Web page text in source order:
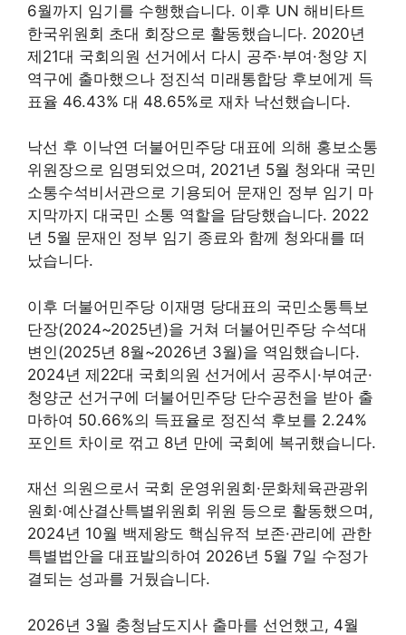
6월까지 임기를 수행했습니다. 이후 UN 해비타트
한국위원회 초대 회장으로 활동했습니다. 2020년
제21대 국회의원 선거에서 다시 공주·부여·청양 지
역구에 출마했으나 정진석 미래통합당 후보에게 득
표율 46.43% 대 48.65%로 재차 낙선했습니다.
낙선 후 이낙연 더불어민주당 대표에 의해 홍보소통
위원장으로 임명되었으며, 2021년 5월 청와대 국민
소통수석비서관으로 기용되어 문재인 정부 임기 마
지막까지 대국민 소통 역할을 담당했습니다. 2022
년 5월 문재인 정부 임기 종료와 함께 청와대를 떠
났습니다.
이후 더불어민주당 이재명 당대표의 국민소통특보
단장(2024~2025년)을 거쳐 더불어민주당 수석대
변인(2025년 8월~2026년 3월)을 역임했습니다.
2024년 제22대 국회의원 선거에서 공주시·부여군·
청양군 선거구에 더불어민주당 단수공천을 받아 출
마하여 50.66%의 득표율로 정진석 후보를 2.24%
포인트 차이로 꺾고 8년 만에 국회에 복귀했습니다.
재선 의원으로서 국회 운영위원회·문화체육관광위
원회·예산결산특별위원회 위원 등으로 활동했으며,
2024년 10월 백제왕도 핵심유적 보존·관리에 관한
특별법안을 대표발의하여 2026년 5월 7일 수정가
결되는 성과를 거뒀습니다.
2026년 3월 충청남도지사 출마를 선언했고, 4월